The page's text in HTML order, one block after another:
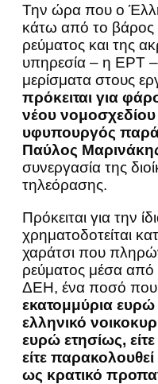
Την ώρα που ο
κάτω από το
ρεύματος και της
υπηρεσία – η ΕΡΤ –
μερίσματα στους
πρόκειται για
νέου
υφυπουργός
Παύλος
συνεργασία της
τηλεόρασης.
Πρόκειται για την
χρηματοδοτείται
χαράτσι που
ρεύματος μέσα από
ΔΕΗ, ένα ποσό που
εκατομμύρια
ελληνικό
ευρώ ετησίως, είτε
είτε
ως κρατικό